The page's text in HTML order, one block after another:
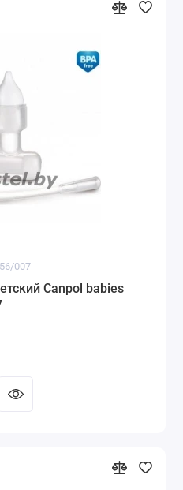
007
Canpol babies